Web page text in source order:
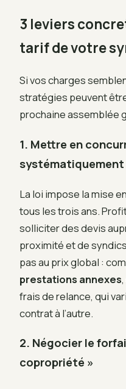
3 leviers
tarif de votre
Si vos charges
stratégies peuvent
prochaine assemblée
1. Mettre en
systématiquement
La loi impose la mise
tous les trois ans.
solliciter des devis
proximité et de
pas au prix global :
prestations annexes
frais de relance, qui
contrat à l’autre.
2. Négocier le
copropriété »